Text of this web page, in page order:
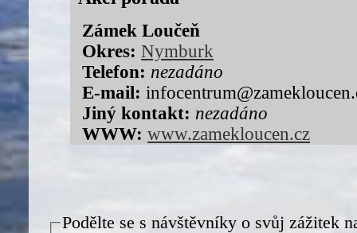
Zámek Loučeň
Okres: Nymburk
Telefon: nezadáno
E-mail:
Jiný kontakt: nezadáno
WWW: www.zamekloucen.cz
Podělte se s návštěvníky o svůj zážitek